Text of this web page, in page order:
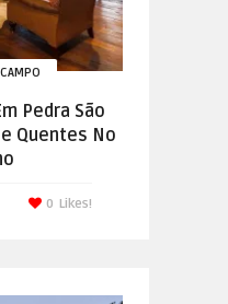
Pedra São
Quentes No
Likes!
0